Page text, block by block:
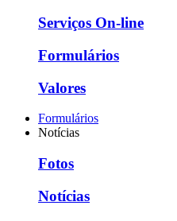
Serviços On-line
Formulários
Valores
Formulários
Notícias
Fotos
Notícias